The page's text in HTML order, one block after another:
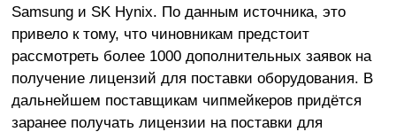
Samsung и SK Hynix. По данным источника, это
привело к тому, что чиновникам предстоит
рассмотреть более 1000 дополнительных заявок на
получение лицензий для поставки оборудования. В
дальнейшем поставщикам чипмейкеров придётся
заранее получать лицензии на поставки для